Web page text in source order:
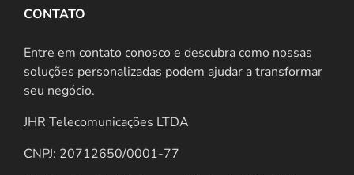
CONTATO
Entre em contato conosco e descubra como nossas
soluções personalizadas podem ajudar a transformar
seu negócio.
JHR Telecomunicações LTDA
CNPJ: 20712650/0001-77